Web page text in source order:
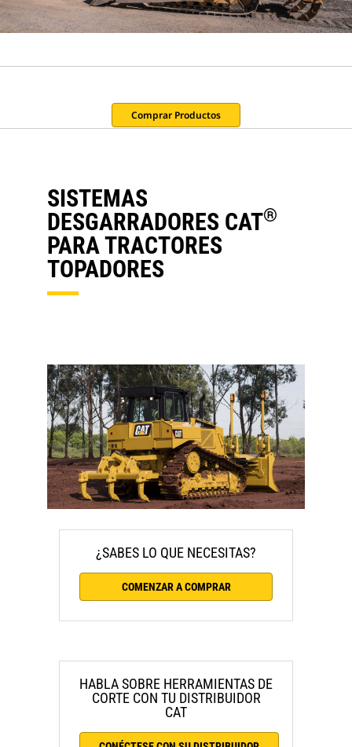
Comprar Productos
SISTEMAS
DESGARRADORES CAT®
PARA TRACTORES
TOPADORES
¿SABES LO QUE NECESITAS?
COMENZAR A COMPRAR
HABLA SOBRE HERRAMIENTAS DE
CORTE CON TU DISTRIBUIDOR
CAT